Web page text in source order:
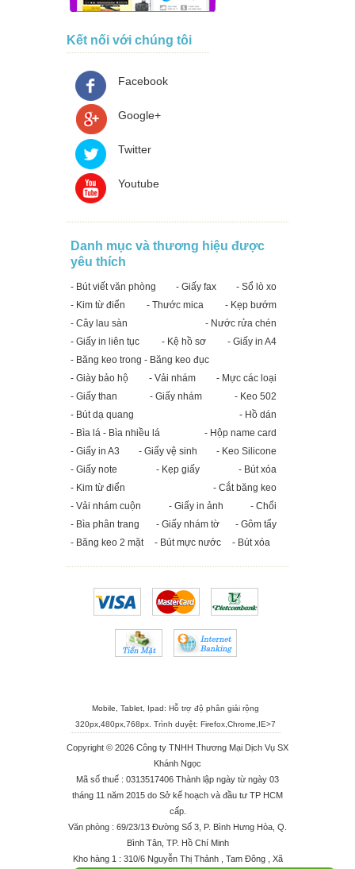
Kết nối với chúng tôi
Facebook
Google+
Twitter
Youtube
Danh mục và thương hiệu được
yêu thích
- Bút viết văn phòng - Giấy fax
- Sổ lò xo
- Kim từ điển
- Thước mica
- Kẹp bướm
- Cây lau sàn
- Nước rửa chén
- Giấy in liên tục
- Kệ hồ sơ
- Giấy in A4
- Băng keo trong - Băng keo đục
- Giày bảo hộ
- Vải nhám
- Mực các loại
- Giấy than
- Giấy nhám
- Keo 502
- Bút dạ quang
- Hồ dán
- Bìa lá - Bìa nhiều lá
- Hộp name card
- Giấy in A3
- Giấy vệ sinh
- Keo Silicone
- Giấy note
- Kẹp giấy
- Bút xóa
- Kim từ điển
- Cắt băng keo
- Vải nhám cuộn
- Giấy in ảnh
- Chổi
- Bìa phân trang
- Giấy nhám tờ
- Gôm tẩy
- Băng keo 2 mặt
- Bút mực nước - Bút xóa
Mobile, Tablet, Ipad: Hỗ trợ độ phân giải rộng
320px,480px,768px. Trình duyệt: Firefox,Chrome,IE>7
Copyright © 2026 Công ty TNHH Thương Mại Dịch Vụ SX
Khánh Ngọc
Mã số thuế : 0313517406 Thành lập ngày từ ngày 03
tháng 11 năm 2015 do Sở kế hoạch và đầu tư TP HCM
cấp.
Văn phòng : 69/23/13 Đường Số 3, P. Bình Hưng Hòa, Q.
Bình Tân, TP. Hồ Chí Minh
Kho hàng 1 : 310/6 Nguyễn Thị Thảnh , Tam Đông , Xã